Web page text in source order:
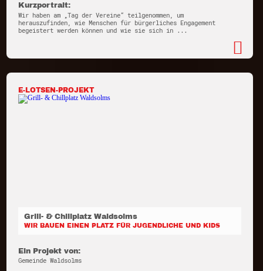
Kurzportrait:
Wir haben am „Tag der Vereine“ teilgenommen, um
herauszufinden, wie Menschen für bürgerliches Engagement
begeistert werden können und wie sie sich in ...
E-LOTSEN-PROJEKT
Grill- & Chillplatz Waldsolms
WIR BAUEN EINEN PLATZ FÜR JUGENDLICHE UND KIDS
Ein Projekt von:
Gemeinde Waldsolms